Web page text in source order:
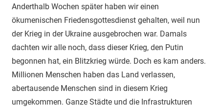
Anderthalb Wochen später haben wir einen
ökumenischen Friedensgottesdienst gehalten, weil nun
der Krieg in der Ukraine ausgebrochen war. Damals
dachten wir alle noch, dass dieser Krieg, den Putin
begonnen hat, ein Blitzkrieg würde. Doch es kam anders.
Millionen Menschen haben das Land verlassen,
abertausende Menschen sind in diesem Krieg
umgekommen. Ganze Städte und die Infrastrukturen